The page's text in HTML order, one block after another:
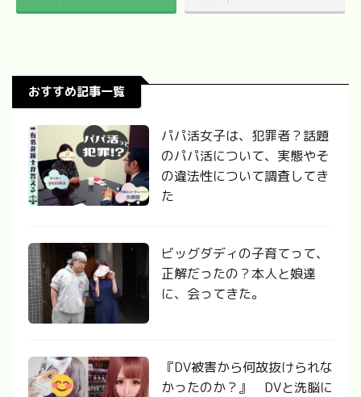
おすすめ記事一覧
パパ活女子は、犯罪者？話題
のパパ活について、実態やそ
の違法性について調査してき
た
ビッグダディの子育てって、
正解だったの？本人と娘達
に、会ってきた。
『DV被害から何故抜けられな
かったのか？』 DVと洗脳に